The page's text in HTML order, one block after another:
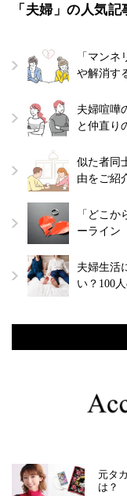
「夫婦」の人気記
「マン
や解消す
夫婦喧嘩
と仲直り
似た者同
由をご紹
「どこ
ーライン
夫婦生活
い？100
元タ
は？